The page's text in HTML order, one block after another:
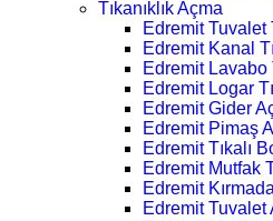
Tıkanıklık Açma
Edremit Tuvalet
Edremit Kanal
Edremit Lavabo
Edremit Logar
Edremit Gider
Edremit Pimaş
Edremit Tıkalı
Edremit Mutfak
Edremit
Edremit Tuvalet